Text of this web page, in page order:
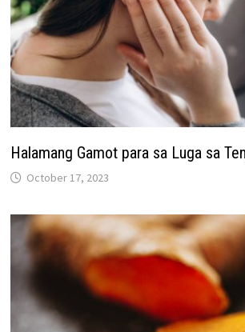
Halamang Gamot para sa Luga sa
October 17, 2023